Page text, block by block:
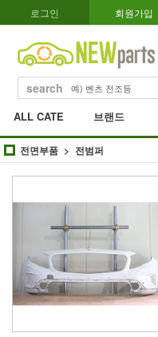
로그인 회원가입
search
ALL CATE 브랜드
전면부품 전범퍼